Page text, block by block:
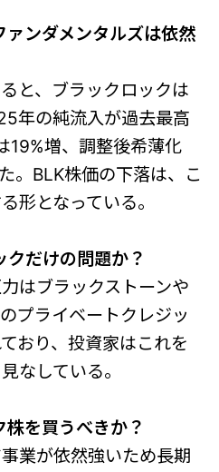
ンダメンタルズは依然
と、ブラックロックは
年の純流入が過去最高
19%増、調整後希薄化
。BLK株価の下落は、こ
形となっている。
だけの問題か？
はブラックストーンや
プライベートクレジッ
おり、投資家はこれを
なしている。
を買うべきか？
業が依然強いため長期